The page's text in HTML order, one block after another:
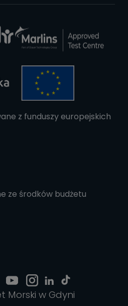
z funduszy europejskich
ze środków budżetu
Morski w Gdyni